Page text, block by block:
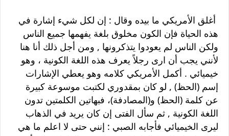
أغلق الأمريكي ما بيده وقال : إن لكل شيء إشارة في
هذه الحياة فإن الكون مخلوق بلغة يفهمها جميع الناس
ولكن الناس لم يعودوا يتذكرونها , ومن أجل ذلك أنا هنا
لأنني يجب أن ارى رجلاً يعرف هذه اللغة الكونية ، وهو
خيميائي . أكمل الأمريكي كلامه وهو يعطي الإشارات
إسم (الحظ) , لو كان بمقدوري لكتبت موسوعة كبيرة
عن كلمة (الحظ) و(المصادفة)، فبهاتين الكلمتين تدون
اللغة الكونية , ثم سأل الفتى إن كان يريد في الذهاب
ليرى الخيميائي فأجابه الصبي : إنني حتى لا اعلم ما هي